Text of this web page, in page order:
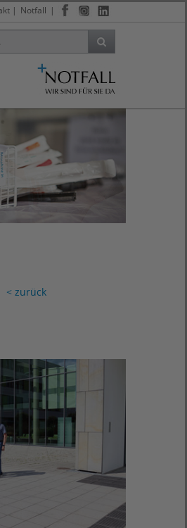
|
| Notfall
< zurück